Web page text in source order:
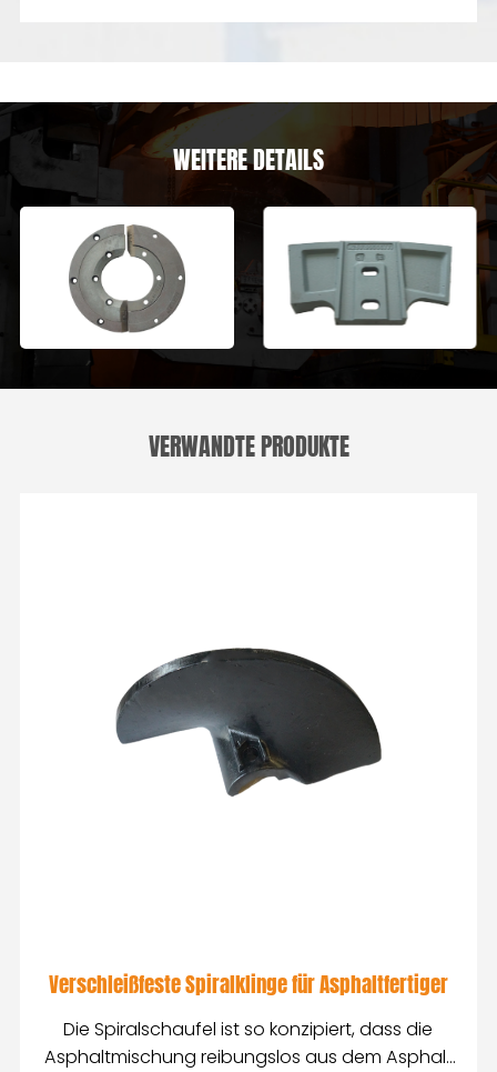
WEITERE DETAILS
VERWANDTE PRODUKTE
Verschleißfeste Spiralklinge für Asphaltfertiger
Die Spiralschaufel ist so konzipiert, dass die
Asphaltmischung reibungslos aus dem Asphalt